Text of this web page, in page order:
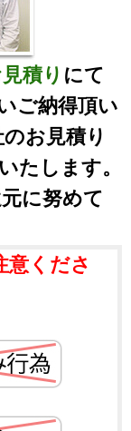
積り にて
ご納得頂い
お見積り
たします。
に努めて
意くださ